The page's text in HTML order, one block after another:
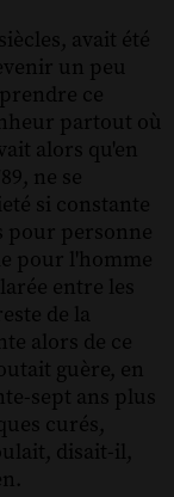
avait été
un peu
ce
partout où
alors qu'en
ne se
si constante
pour personne
pour l'homme
entre les
de la
alors de ce
guère, en
sept ans plus
curés,
disait-il,